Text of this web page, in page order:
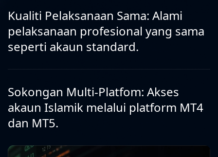
Kualiti Pelaksanaan Sama: Alami
pelaksanaan profesional yang sama
seperti akaun standard.
Sokongan Multi-Platfom: Akses
akaun Islamik melalui platform MT4
dan MT5.